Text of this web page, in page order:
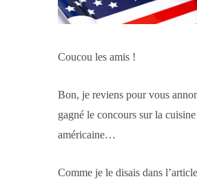
Coucou les amis !
Bon, je reviens pour vous
gagné le concours sur la cuisine
américaine…
Comme je le disais dans l’article